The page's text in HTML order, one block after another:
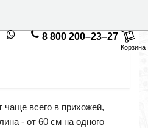
8 800 200–23–27
Корзина
чаще всего в прихожей,
- от 60 см на одного